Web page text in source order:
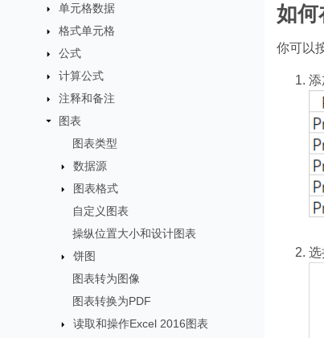
单元格数据
格式单元格
公式
计算公式
注释和备注
图表
图表类型
数据源
图表格式
自定义图表
操纵位置大小和设计图表
饼图
图表转为图像
图表转换为PDF
读取和操作Excel 2016图表
如何
你可以
添
选